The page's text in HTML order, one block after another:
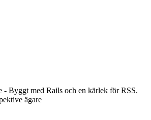
- Byggt med Rails och en kärlek för RSS.
ägare